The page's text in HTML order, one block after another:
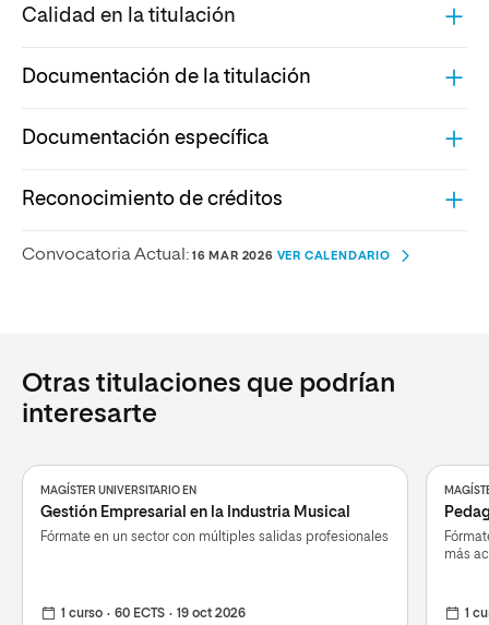
Calidad en la titulación
Documentación de la titulación
Documentación específica
Reconocimiento de créditos
Convocatoria Actual: 16 MAR 2026 VER CALENDARIO
Otras titulaciones que podrían
interesarte
MAGÍSTER UNIVERSITARIO EN
Gestión Empresarial en la Industria Musical
Fórmate en un sector con múltiples salidas profesionales
1 curso 60 ECTS 19 oct 2026
más
1